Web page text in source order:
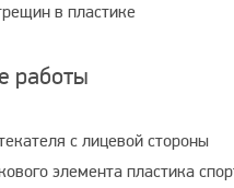
в пластике
работы
с лицевой стороны
элемента пластика